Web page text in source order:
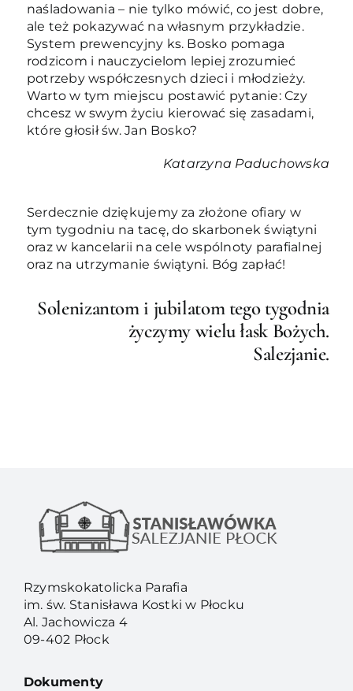
naśladowania – nie tylko mówić, co jest dobre,
ale też pokazywać na własnym przykładzie.
System prewencyjny ks. Bosko pomaga
rodzicom i nauczycielom lepiej zrozumieć
potrzeby współczesnych dzieci i młodzieży.
Warto w tym miejscu postawić pytanie: Czy
chcesz w swym życiu kierować się zasadami,
które głosił św. Jan Bosko?
Katarzyna Paduchowska
Serdecznie dziękujemy za złożone ofiary w
tym tygodniu na tacę, do skarbonek świątyni
oraz w kancelarii na cele wspólnoty parafialnej
oraz na utrzymanie świątyni. Bóg zapłać!
Solenizantom i jubilatom tego tygodnia
życzymy wielu łask Bożych.
Salezjanie.
Rzymskokatolicka Parafia
im. św. Stanisława Kostki w Płocku
Al. Jachowicza 4
09-402 Płock
Dokumenty